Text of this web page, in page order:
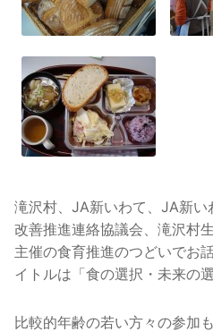
滝沢村、JA新いわて、JA新
改善推進連絡協議会、滝沢村
主催の食育推進のつどいでお
イトルは「食の選択・未来の選
比較的年齢の若い方々の参加